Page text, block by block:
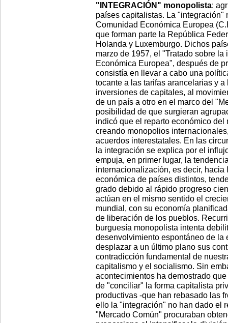
"INTEGRACIÓN" monopolista:
países capitalistas. La "integración"
Comunidad Económica Europea
que forman parte la República
Holanda y Luxemburgo. Dichos
marzo de 1957, el "Tratado sobre
Económica Europea", después de
consistía en llevar a cabo una
tocante a las tarifas arancelarias y
inversiones de capitales, al
de un país a otro en el marco del
posibilidad de que surgieran
indicó que el reparto económico
creando monopolios
acuerdos interestatales. En las
la integración se explica por el
empuja, en primer lugar, la
internacionalización, es decir,
económica de países distintos,
grado debido al rápido progreso
actúan en el mismo sentido el
mundial, con su economía
de liberación de los pueblos.
burguesía monopolista intenta
desenvolvimiento espontáneo de la
desplazar a un último plano sus
contradicción fundamental de
capitalismo y el socialismo. Sin
acontecimientos ha demostrado
de "conciliar" la forma capitalista
productivas -que han rebasado las
ello la "integración" no han dado el
"Mercado Común" procuraban